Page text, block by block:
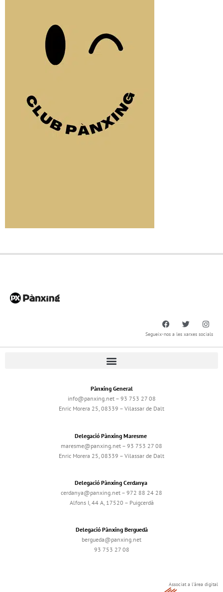
Segueix-nos a les xarxes socials
Pànxing General
info@panxing.net – 93 753 27 08
Enric Morera 25, 08339 – Vilassar de Dalt
Delegació Pànxing Maresme
maresme@panxing.net – 93 753 27 08
Enric Morera 25, 08339 – Vilassar de Dalt
Delegació Pànxing Cerdanya
cerdanya@panxing.net – 972 88 24 28
Alfons I, 44 A, 17520 – Puigcerdà
Delegació Pànxing Berguedà
bergueda@panxing.net
93 753 27 08
Associat a l'àrea digital